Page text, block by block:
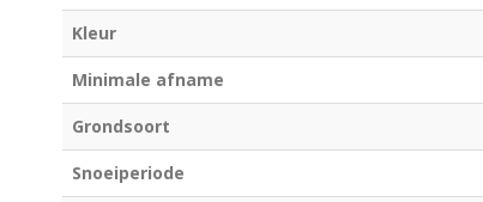
Kleur
Minimale afname
Grondsoort
Snoeiperiode